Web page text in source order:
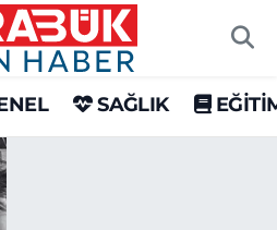
SAĞLIK
Haritası